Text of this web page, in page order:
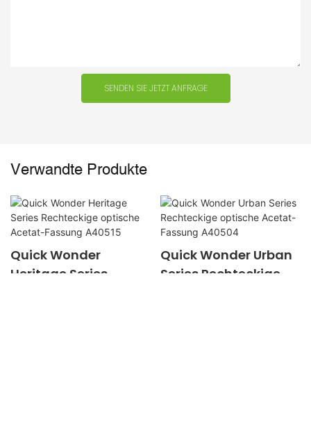
SENDEN SIE JETZT ANFRAGE
Verwandte Produkte
Quick Wonder
Heritage Series
Quick Wonder Urban
Series Rechteckige